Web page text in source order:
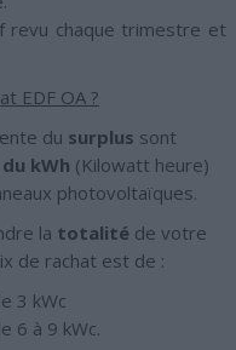
revu chaque trimestre et
EDF OA ?
du surplus sont
kWh (Kilowatt heure)
photovoltaïques.
la totalité de votre
de rachat est de :
3 kWc
6 à 9 kWc.